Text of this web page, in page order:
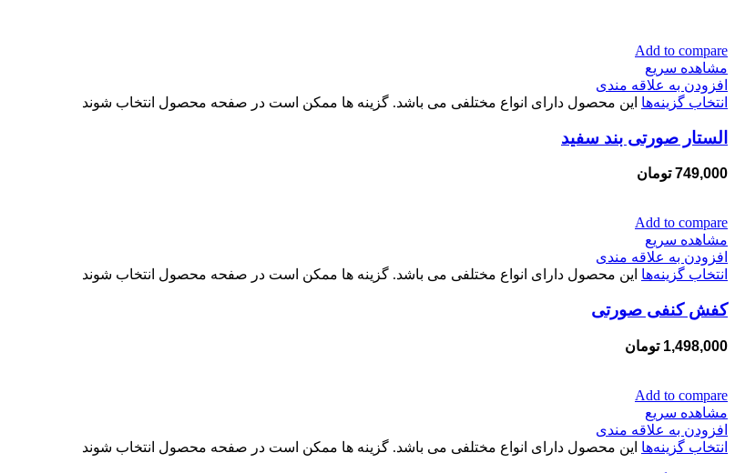
Add to compare
مشاهده سریع
افزودن به علاقه مندی
انتخاب گزینه‌ها این محصول دارای انواع مختلفی می باشد. گزینه ها ممکن است در صفحه محصول انتخاب شوند
الستار صورتی بند سفید
749,000 تومان
Add to compare
مشاهده سریع
افزودن به علاقه مندی
انتخاب گزینه‌ها این محصول دارای انواع مختلفی می باشد. گزینه ها ممکن است در صفحه محصول انتخاب شوند
کفش کنفی صورتی
1,498,000 تومان
Add to compare
مشاهده سریع
افزودن به علاقه مندی
انتخاب گزینه‌ها این محصول دارای انواع مختلفی می باشد. گزینه ها ممکن است در صفحه محصول انتخاب شوند